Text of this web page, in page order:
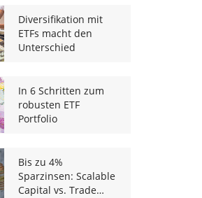
Diversifikation mit
ETFs macht den
Unterschied
In 6 Schritten zum
robusten ETF
Portfolio
Bis zu 4%
Sparzinsen: Scalable
Capital vs. Trade